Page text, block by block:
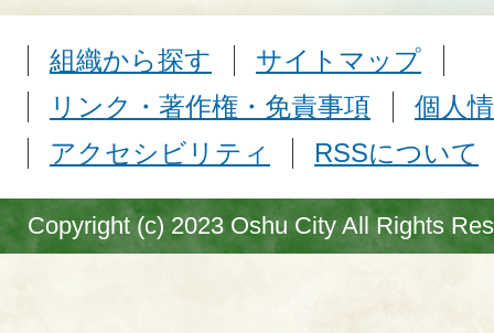
組織から探す
サイトマップ
リンク・著作権・免責事項
個人
アクセシビリティ
RSSについて
Copyright (c) 2023 Oshu City All Rights